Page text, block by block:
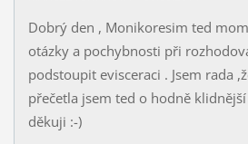
Dobrý den , Monikoresim ted
otázky a pochybnosti při
podstoupit evisceraci . Jsem rada
přečetla jsem ted o hodně
děkuji :-)